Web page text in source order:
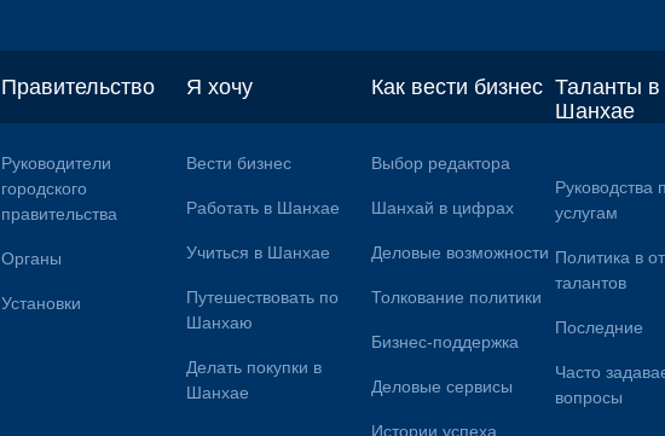
Правительство
Руководители
городского
правительства
Органы
Установки
Я хочу
Вести бизнес
Работать в Шанхае
Учиться в Шанхае
Путешествовать по
Шанхаю
Делать покупки в
Шанхае
Как вести бизнес
Выбор редактора
Шанхай в цифрах
Деловые возможности
Толкование политики
Бизнес-поддержка
Деловые сервисы
Истории успеха
Таланты в
Шанхае
Руководства
услугам
Политика в
талантов
Последние
Часто
вопросы